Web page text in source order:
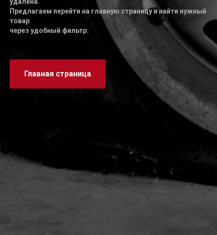
Предлагаем перейти на главную страницу и найти нужный
товар
через удобный фильтр.
Главная страница